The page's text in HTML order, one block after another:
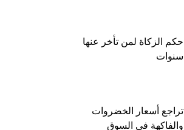
حكم الزكاة لمن تأخر عنها
سنوات
تراجع أسعار الخضروات
والفاكهة في السوق